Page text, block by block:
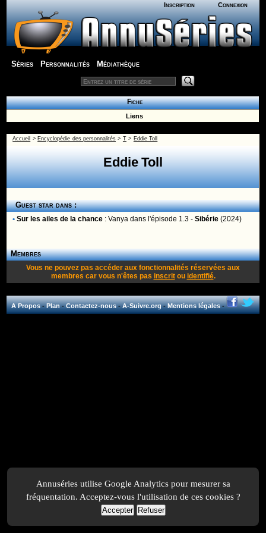
Inscription Connexion
Séries Personnalités Médiathèque
Fiche
Liens
Accueil > Encyclopédie des personnalités > T> Eddie Toll
Eddie Toll
Guest star dans :
• Sur les ailes de la chance :Vanya dans l'épisode 1.3 -Sibérie (2024)
Membres
Vous ne pouvez pas accéder aux fonctionnalités réservées aux
membres car vous n'êtes pas inscritou identifié.
A Propos-Plan-Contactez-nous-A-Suivre.org-Mentions légales-
Annuséries utilise Google Analytics pour mesurer sa
fréquentation. Acceptez-vous l'utilisation de ces cookies ?
Accepter Refuser